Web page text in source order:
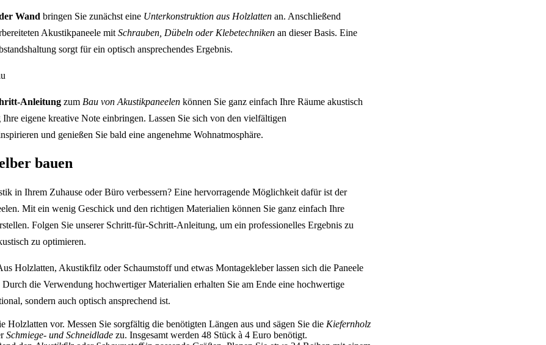
Wand bringen Sie zunächst eine Unterkonstruktion aus Holzlatten an. Anschließend
Akustikpaneele mit Schrauben, Dübeln oder Klebetechniken an dieser Basis. Eine
sorgt für ein optisch ansprechendes Ergebnis.
Anleitung zum Bau von Akustikpaneelen können Sie ganz einfach Ihre Räume akustisch
eigene kreative Note einbringen. Lassen Sie sich von den vielfältigen
und genießen Sie bald eine angenehme Wohnatmosphäre.
bauen
in Ihrem Zuhause oder Büro verbessern? Eine hervorragende Möglichkeit dafür ist der
Mit ein wenig Geschick und den richtigen Materialien können Sie ganz einfach Ihre
Folgen Sie unserer Schritt-für-Schritt-Anleitung, um ein professionelles Ergebnis zu
zu optimieren.
Holzlatten, Akustikfilz oder Schaumstoff und etwas Montagekleber lassen sich die Paneele
die Verwendung hochwertiger Materialien erhalten Sie am Ende eine hochwertige
sondern auch optisch ansprechend ist.
Holzlatten vor. Messen Sie sorgfältig die benötigten Längen aus und sägen Sie die Kiefernholz
Schmiege- und Schneidlade zu. Insgesamt werden 48 Stück à 4 Euro benötigt.